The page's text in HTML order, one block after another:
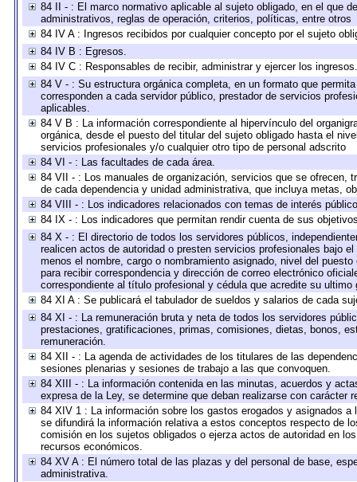
84 II - : El marco normativo aplicable al sujeto obligado, en el que
administrativos, reglas de operación, criterios, políticas, entre otros
84 IV A : Ingresos recibidos por cualquier concepto por el sujeto
84 IV B : Egresos.
84 IV C : Responsables de recibir, administrar y ejercer los ingresos.
84 V - : Su estructura orgánica completa, en un formato que
corresponden a cada servidor público, prestador de servicios
aplicables.
84 V B : La información correspondiente al hipervínculo del
orgánica, desde el puesto del titular del sujeto obligado hasta el
servicios profesionales y/o cualquier otro tipo de personal adscrito
84 VI - : Las facultades de cada área.
84 VII - : Los manuales de organización, servicios que se
de cada dependencia y unidad administrativa, que incluya metas,
84 VIII - : Los indicadores relacionados con temas de interés
84 IX - : Los indicadores que permitan rendir cuenta de sus
84 X - : El directorio de todos los servidores públicos,
realicen actos de autoridad o presten servicios profesionales bajo
menos el nombre, cargo o nombramiento asignado, nivel del
para recibir correspondencia y dirección de correo electrónico
correspondiente al título profesional y cédula que acredite su ultimo
84 XI A : Se publicará el tabulador de sueldos y salarios de cada
84 XI - : La remuneración bruta y neta de todos los servidores
prestaciones, gratificaciones, primas, comisiones, dietas, bonos,
remuneración.
84 XII - : La agenda de actividades de los titulares de las
sesiones plenarias y sesiones de trabajo a las que convoquen.
84 XIII - : La información contenida en las minutas, acuerdos y
expresa de la Ley, se determine que deban realizarse con carácter
84 XIV 1 : La información sobre los gastos erogados y asignados
se difundirá la información relativa a estos conceptos respecto de
comisión en los sujetos obligados o ejerza actos de autoridad en
recursos económicos.
84 XV A : El número total de las plazas y del personal de base,
administrativa.